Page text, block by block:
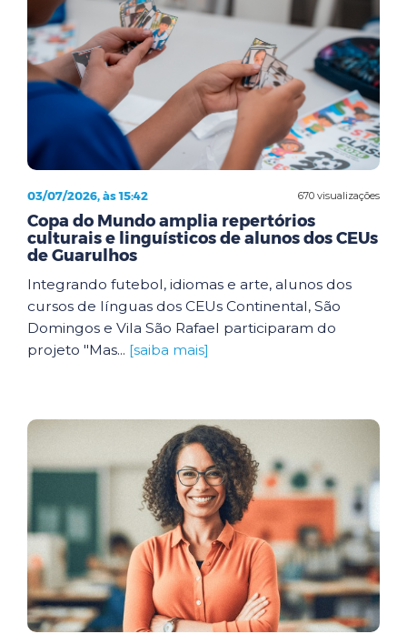
670 visualizações
03/07/2026, às 15:42
Copa do Mundo amplia repertórios
culturais e linguísticos de alunos dos CEUs
de Guarulhos
Integrando futebol, idiomas e arte, alunos dos
cursos de línguas dos CEUs Continental, São
Domingos e Vila São Rafael participaram do
projeto "Mas... [saiba mais]